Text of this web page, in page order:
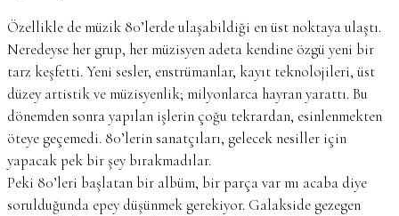
Özellikle de müzik 80’lerde ulaşabildiği en üst noktaya ulaştı.
Neredeyse her grup, her müzisyen adeta kendine özgü yeni bir
tarz keşfetti. Yeni sesler, enstrümanlar, kayıt teknolojileri, üst
düzey artistik ve müzisyenlik; milyonlarca hayran yarattı. Bu
dönemden sonra yapılan işlerin çoğu tekrardan, esinlenmekten
öteye geçemedi. 80’lerin sanatçıları, gelecek nesiller için
yapacak pek bir şey bırakmadılar.
Peki 80’leri başlatan bir albüm, bir parça var mı acaba diye
sorulduğunda epey düşünmek gerekiyor. Galakside gezegen